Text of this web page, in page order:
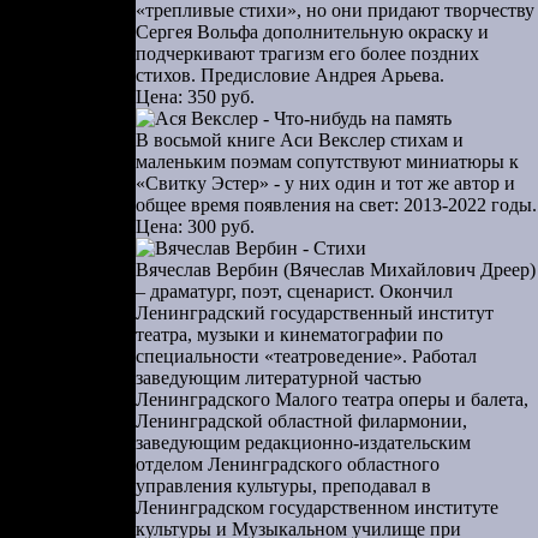
«трепливые стихи», но они придают творчеству
Сергея Вольфа дополнительную окраску и
подчеркивают трагизм его более поздних
стихов. Предисловие Андрея Арьева.
Цена: 350 руб.
В восьмой книге Аси Векслер стихам и
маленьким поэмам сопутствуют миниатюры к
«Свитку Эстер» - у них один и тот же автор и
общее время появления на свет: 2013-2022 годы.
Цена: 300 руб.
Вячеслав Вербин (Вячеслав Михайлович Дреер)
– драматург, поэт, сценарист. Окончил
Ленинградский государственный институт
театра, музыки и кинематографии по
специальности «театроведение». Работал
заведующим литературной частью
Ленинградского Малого театра оперы и балета,
Ленинградской областной филармонии,
заведующим редакционно-издательским
отделом Ленинградского областного
управления культуры, преподавал в
Ленинградском государственном институте
культуры и Музыкальном училище при